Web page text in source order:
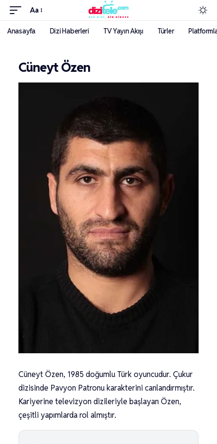
Aa
Anasayfa Dizi Haberleri TV Yayın Akışı Türler
Cüneyt Özen
Cüneyt Özen, 1985 doğumlu Türk oyuncudur. Çukur
dizisinde Pavyon Patronu karakterini canlandırmıştır.
Kariyerine televizyon dizileriyle başlayan Özen,
çeşitli yapımlarda rol almıştır.